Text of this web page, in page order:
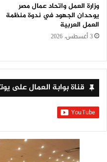
وزارة العمل واتحاد عمال مصر
يوحدان الجهود في ندوة منظمة
العمل العربية
3 أغسطس، 2026
قناة بوابة العمال على